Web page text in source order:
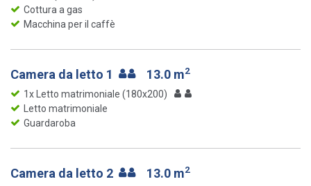
Cottura a gas
Macchina per il caffè
Camera da letto 1 13.0 m2
1x Letto matrimoniale (180x200)
Letto matrimoniale
Guardaroba
Camera da letto 2 13.0 m2